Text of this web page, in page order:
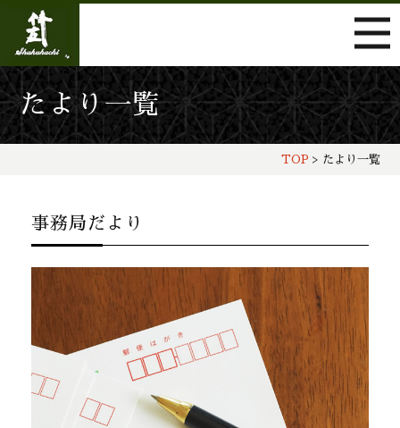
たより一覧
TOP > たより一覧
事務局だより